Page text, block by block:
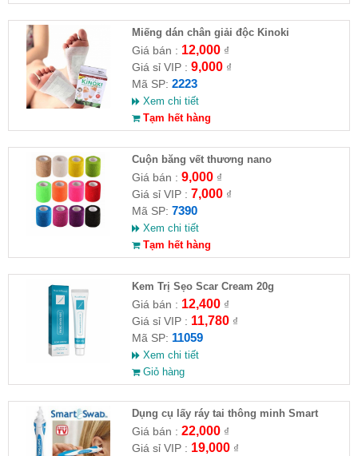
Miếng dán chân giải độc Kinoki
Giá bán : 12,000₫
Giá sỉ VIP : 9,000₫
Mã SP: 2223
Xem chi tiết
Tạm hết hàng
Cuộn băng vết thương nano
Giá bán : 9,000₫
Giá sỉ VIP : 7,000₫
Mã SP: 7390
Xem chi tiết
Tạm hết hàng
Kem Trị Sẹo Scar Cream 20g
Giá bán : 12,400₫
Giá sỉ VIP : 11,780₫
Mã SP: 11059
Xem chi tiết
Giỏ hàng
Dụng cụ lấy ráy tai thông minh Smart
Swab
Giá bán : 22,000₫
Giá sỉ VIP : 19,000₫